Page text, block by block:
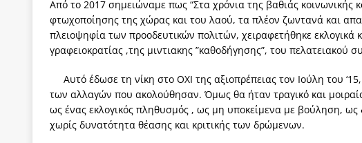
Από το 2017 σημειώναμε πως “Στα χρόνια της βαθιάς κοινωνικής
φτωχοποίησης της χώρας και του λαού, τα πλέον ζωντανά και
πλειοψηφία των προοδευτικών πολιτών, χειραφετήθηκε εκλογικά
γραφειοκρατίας ,της μιντιακης ”καθοδήγησης”, του πελατειακού
Αυτό έδωσε τη νίκη στο ΟΧΙ της αξιοπρέπειας τον Ιούλη του
των αλλαγών που ακολούθησαν. Όμως θα ήταν τραγικό και
ως ένας εκλογικός πληθυσμός , ως μη υποκείμενα με βούληση, ως
χωρίς δυνατότητα θέασης και κριτικής των δρώμενων.